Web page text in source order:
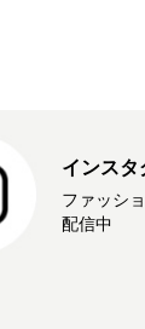
インスタ
ファッシ
配信中